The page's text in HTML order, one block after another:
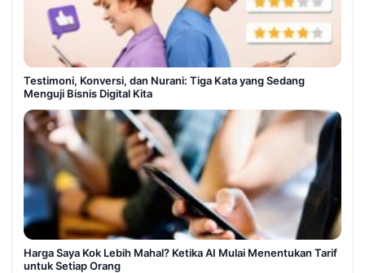
Testimoni, Konversi, dan Nurani: Tiga Kata yang Sedang
Menguji Bisnis Digital Kita
Harga Saya Kok Lebih Mahal? Ketika AI Mulai Menentukan Tarif
untuk Setiap Orang